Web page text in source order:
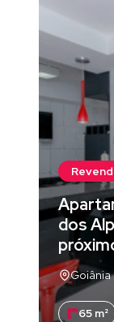
dos
Goiânia
65 m²